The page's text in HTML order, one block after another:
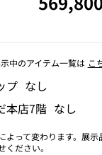
中のアイテム⼀覧は こ
プ なし
本店7階 なし
よって変わります。展
ください。